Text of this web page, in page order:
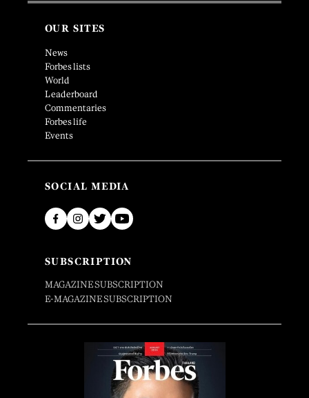
OUR SITES
News
Forbes lists
World
Leaderboard
Commentaries
Forbes life
Events
SOCIAL MEDIA
SUBSCRIPTION
MAGAZINE SUBSCRIPTION
E-MAGAZINE SUBSCRIPTION